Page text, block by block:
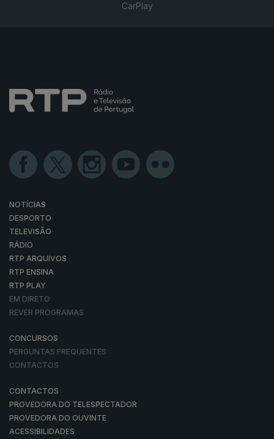
CarPlay
NOTÍCIAS
DESPORTO
TELEVISÃO
RÁDIO
RTP ARQUIVOS
RTP ENSINA
RTP PLAY
EM DIRETO
REVER PROGRAMAS
CONCURSOS
PERGUNTAS FREQUENTES
CONTACTOS
CONTACTOS
PROVEDORA DO TELESPECTADOR
PROVEDORA DO OUVINTE
ACESSIBILIDADES